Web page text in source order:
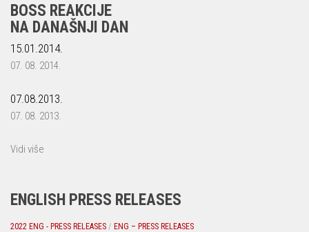
BOSS REAKCIJE
NA DANAŠNJI DAN
15.01.2014.
07. 08. 2014.
07.08.2013.
07. 08. 2013.
Vidi više
ENGLISH PRESS RELEASES
2022 ENG - PRESS RELEASES / ENG – PRESS RELEASES